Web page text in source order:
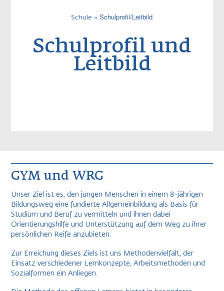
Schule Schulprofil/Leitbild
Schulprofil und
Leitbild
GYM und WRG
Unser Ziel ist es, den jungen Menschen in einem 8-jährigen
Bildungsweg eine fundierte Allgemeinbildung als Basis für
Studium und Beruf zu vermitteln und ihnen dabei
Orientierungshilfe und Unterstützung auf dem Weg zu ihrer
persönlichen Reife anzubieten.
Zur Erreichung dieses Ziels ist uns Methodenvielfalt, der
Einsatz verschiedener Lernkonzepte, Arbeitsmethoden und
Sozialformen ein Anliegen.